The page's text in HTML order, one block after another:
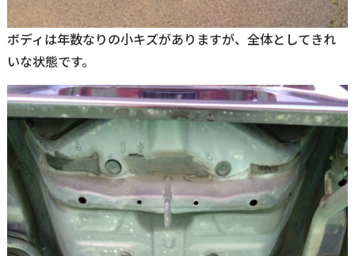
ボディは年数なりの小キズがありますが、全体としてきれ
いな状態です。